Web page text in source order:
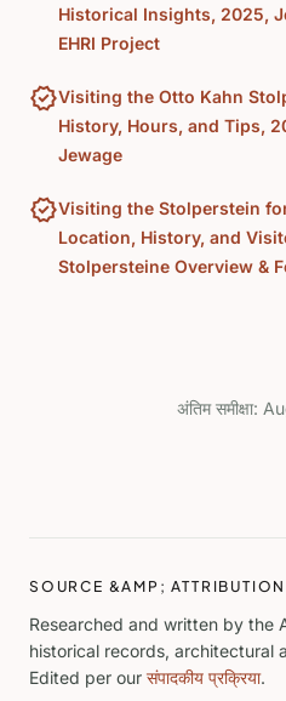
Historical Insights, 2025,
EHRI Project
verifiedVisiting the Otto Kahn
History, Hours, and Tips,
Jewage
verifiedVisiting the Stolperstein
Location, History, and
Stolpersteine Overview &
अंतिम समीक्षा:
SOURCE &AMP; ATTRIBUTION
Researched and written by the
historical records, architectural
Edited per our संपादकीय प्रक्रिया.